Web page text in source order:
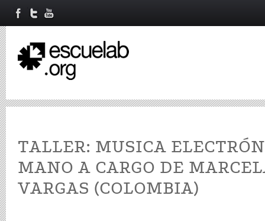
TALLER: MUSICA
MANO A CARGO DE
VARGAS (COLOMBIA)